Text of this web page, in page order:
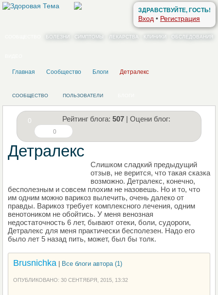
ЗДРАВСТВУЙТЕ, ГОСТЬ!
Вход • Регистрация
БОЛЕЗНИ СИМПТОМЫ ЛЕКАРСТВА КЛИНИКИ ОБСЛЕДОВАНИЯ
Главная Сообщество Блоги Детралекс
СООБЩЕСТВО ПОЛЬЗОВАТЕЛИ
0 Рейтинг блога: 507 | Оцени блог:
0
Детралекс
Слишком сладкий предыдущий
отзыв, не верится, что такая сказка
возможно. Детралекс, конечно,
бесполезным и совсем плохим не назовешь. Но и то, что
им одним можно варикоз вылечить, очень далеко от
правды. Варикоз требует комплексного лечения, одним
венотоником не обойтись. У меня венозная
недостаточность 6 лет, бывают отеки, боли, судороги,
Детралекс для меня практически бесполезен. Надо его
было лет 5 назад пить, может, был бы толк.
Brusnichka Все блоги автора (1)
ОПУБЛИКОВАНО: 30 СЕНТЯБРЯ, 2015, 13:32